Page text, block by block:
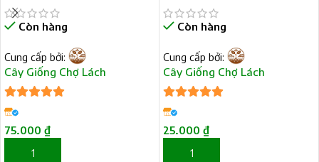
Còn hàng
Cung cấp bởi:
Cây Giống Chợ Lách
5trên 5
75.000 ₫
THÊM VÀO GIỎ HÀNG
Còn hàng
Cung cấp bởi:
Cây Giống Chợ Lách
5trên 5
25.000 ₫
THÊM VÀO GIỎ HÀNG